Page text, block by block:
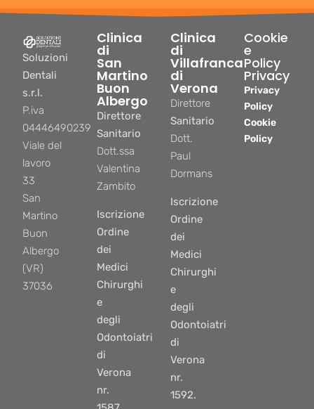
Soluzioni
Dentali
s.r.l.
P.iva
04446490239
Viale del
lavoro
33
San
Martino
Buon
Albergo
(VR)
37036
Clinica
di
San
Martino
Buon
Albergo
Direttore
Sanitario
Dott.ssa
Valentina
Zambito
Iscrizione
Ordine
dei
Medici
Chirurghi
e
degli
Odontoiatri
di
Verona
nr.
Clinica
di
Villafranca
di
Verona
Direttore
Sanitario
Dott.
Paul
Dormans
Iscrizione
Ordine
dei
Medici
Chirurghi
e
degli
Odontoiatri
di
Verona
nr.
1592.
Cookie
e
Policy
Privacy
Privacy
Policy
Cookie
Policy